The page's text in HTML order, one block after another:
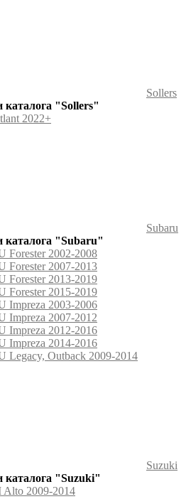
Sollers
каталога "Sollers"
2022+
Subaru
каталога "Subaru"
Forester 2002-2008
Forester 2007-2013
Forester 2013-2019
Forester 2015-2019
Impreza 2003-2006
Impreza 2007-2012
Impreza 2012-2016
Impreza 2014-2016
Legacy, Outback 2009-2014
Suzuki
каталога "Suzuki"
2009-2014